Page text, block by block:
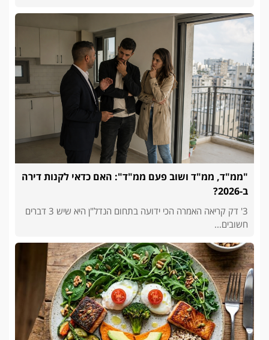
"ממ"ד, ממ"ד ושוב פעם ממ"ד": האם כדאי לקנות דירה
ב-2026?
3' דק קריאה האמרה הכי ידועה בתחום הנדל"ן היא שיש 3 דברים
חשובים...